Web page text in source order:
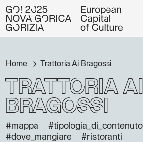
Home Trattoria Ai Bragossi
Trattoria Ai
Bragossi
#mappa
#tipologia_di_contenuto
#dove_mangiare
#ristoranti